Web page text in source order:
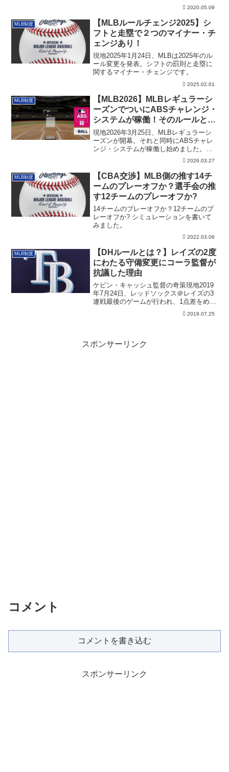
2020.05.09
MLB制度
【MLBルールチェンジ2025】シ
フトと走塁で２つのマイナー・チ
ェンジあり！
現地2025年1月24日、MLBは2025年のル
ール変更を発表。シフトの罰則と走塁に
関するマイナー・チェンジです。
2025.02.01
MLB制度
【MLB2026】MLBレギュラーシ
ーズンでついにABSチャレンジ・
システムが稼働！そのルールと
は？
現地2026年3月25日、MLBレギュラーシ
ーズンが開幕。それと同時にABSチャレ
ンジ・システムが稼働し始めました。改
2026.03.27
MLB制度
【CBA交渉】MLB側の推す14チ
ームのプレーオフか？選手会の推
す12チームのプレーオフか?
14チームのプレーオフか？12チームのプ
レーオフか? シミュレーションを書いて
みました。
2022.03.06
MLB制度
【DHルールとは？】レイズの2度
にわたる守備変更にコーラ監督が
抗議した理由
ケビン・キャッシュ監督の奇策現地2019
年7月24日、レッドソックス＠レイズの3
連戦最後のゲームが行われ、1点差をめぐ
2019.07.25
スポンサーリンク
コメント
コメントを書き込む
スポンサーリンク